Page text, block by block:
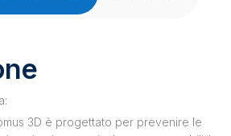
3D è progettato per prevenire le